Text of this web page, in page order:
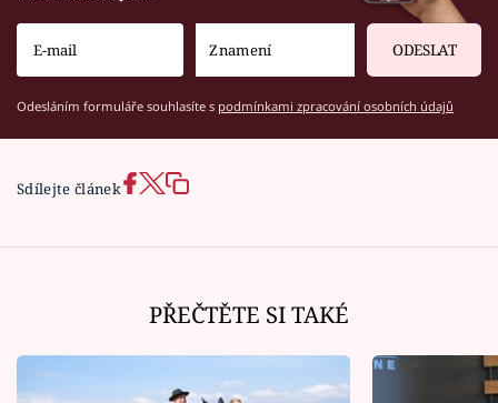
ODESLAT
Odesláním formuláře souhlasíte s podmínkami zpracování osobních údajů
Sdílejte článek
PŘEČTĚTE SI TAKÉ